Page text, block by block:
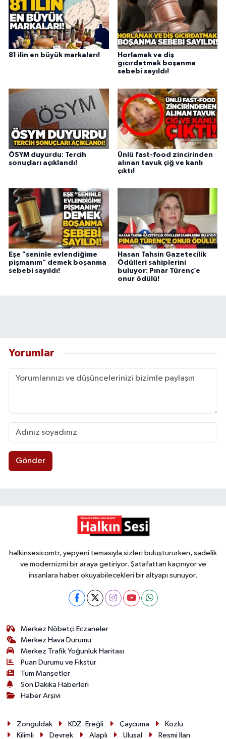
81 ilin en büyük markaları!
Horlamak ve diş
gıcırdatmak boşanma
sebebi sayıldı!
ÖSYM duyurdu: Tercih
sonuçları açıklandı!
Ünlü fast-food zincirinden
alınan tavuk çiğ ve kanlı
çıktı!
Eşe "seninle evlendiğime
pişmanım" demek boşanma
sebebi sayıldı!
Hasan Tahsin Gazetecilik
Ödülleri sahiplerini
buluyor: Pınar Türenç’e
onur ödülü!
Yorumlar
Gönder
halkinsesicomtr, yepyeni temasıyla sizleri buluştururken, sadelik
ve modernizmi bir araya getiriyor. Şatafattan kaçınıyor ve
insanlara haber okuyabilecekleri bir altyapı sunuyor.
Merkez Nöbetçi Eczaneler
Merkez Hava Durumu
Merkez Trafik Yoğunluk Haritası
Puan Durumu ve Fikstür
Tüm Manşetler
Son Dakika Haberleri
Haber Arşivi
Zonguldak KDZ. Ereğli Çaycuma
Kozlu
Kilimli
Devrek Alaplı Ulusal Resmi İlan